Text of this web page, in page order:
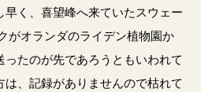
く、喜望峰へ来ていたスウェー
がオランダのライデン植物園か
ったのが先であろうともいわれて
は、記録がありませんので枯れて